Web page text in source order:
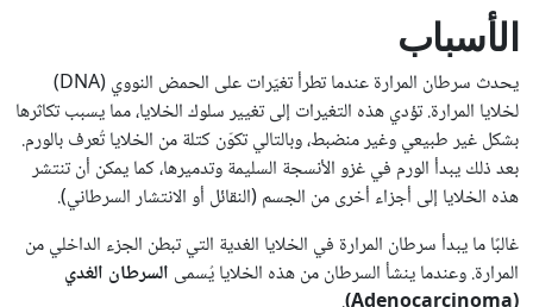
الأسباب
يحدث سرطان المرارة عندما تطرأ تغيّرات على الحمض النووي (DNA)
لخلايا المرارة. تؤدي هذه التغيرات إلى تغيير سلوك الخلايا، مما يسبب تكاثرها
بشكل غير طبيعي وغير منضبط، وبالتالي تكوّن كتلة من الخلايا تُعرف بالورم.
بعد ذلك يبدأ الورم في غزو الأنسجة السليمة وتدميرها، كما يمكن أن تنتشر
هذه الخلايا إلى أجزاء أخرى من الجسم (النقائل أو الانتشار السرطاني).
غالبًا ما يبدأ سرطان المرارة في الخلايا الغدية التي تبطن الجزء الداخلي من
المرارة. وعندما ينشأ السرطان من هذه الخلايا يُسمى السرطان الغدي